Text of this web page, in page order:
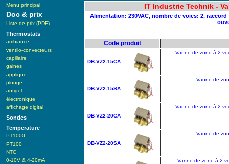
Menu principal
Doc & prix
Liste de prix (PDF)
Thermostats
ambiance
ventilo-convecteurs
capillaire
gaines
applique
plonge
antigel
électronique
affichage digital
Sondes
Temperature
PT1000
PT100
NTC
0-10V & 4-20mA
IT Industrie Technik -
Alimentation: 230VAC, nombre de voies: 2,
Code produit
DB-VZ2-15CA
Vanne de zone à 2
DB-VZ2-15SA
Vanne de
DB-VZ2-20CA
Vanne de zone à 2
DB-VZ2-20SA
Vanne de
Vanne de zone à 2